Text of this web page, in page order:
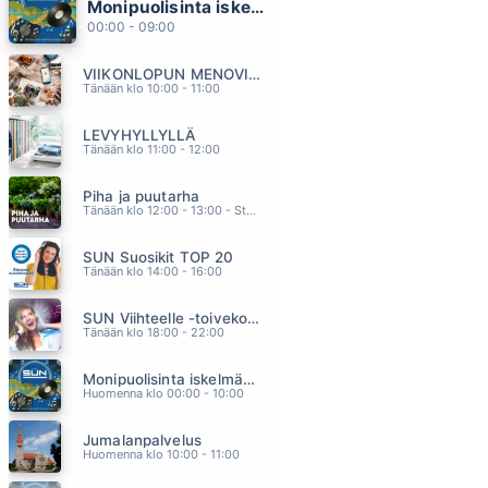
POWER OF LOVE
YHTEISTÄ AIKAA
SYNNYTTY SAUNOMAAN
PAKOPAIKKA
Monipuolisinta iskelmää ja parasta poppia
00:00 - 09:00
VIIKONLOPUN MENOVINKIT
Tänään klo 10:00 - 11:00
LEVYHYLLYLLÄ
Tänään klo 11:00 - 12:00
Piha ja puutarha
Tänään klo 12:00 - 13:00 - Studiossa: Pinsiön Taimisto
SUN Suosikit TOP 20
Tänään klo 14:00 - 16:00
SUN Viihteelle -toivekonsertti
Tänään klo 18:00 - 22:00
Monipuolisinta iskelmää ja parasta poppia
Huomenna klo 00:00 - 10:00
Jumalanpalvelus
Huomenna klo 10:00 - 11:00